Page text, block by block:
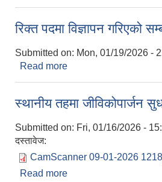
रिक्त पदमा विज्ञापन गरिएको
Submitted on: Mon, 01/19/2026 -
Read more
स्थानीय तहमा जीविकोपार्जन
Submitted on: Fri, 01/16/2026 -
दस्तावेज:
CamScanner 09-01-2026
Read more